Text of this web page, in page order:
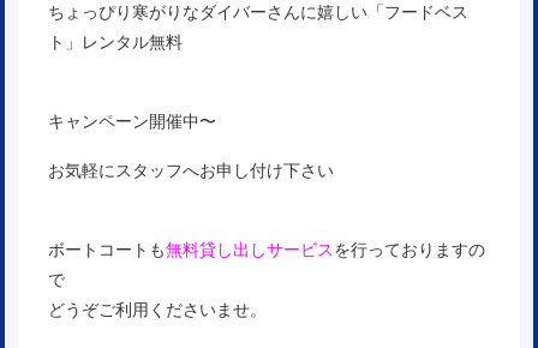
ちょっぴり寒がりなダイバーさんに嬉しい「フードベス
ト」レンタル無料
キャンペーン開催中〜
お気軽にスタッフへお申し付け下さい
ボートコートも無料貸し出しサービスを行っておりますの
で
どうぞご利用くださいませ。